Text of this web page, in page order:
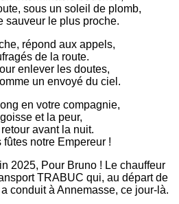
sous un soleil de plomb,
sauveur le plus proche.
répond aux appels,
de la route.
enlever les doutes,
un envoyé du ciel.
en votre compagnie,
et la peur,
avant la nuit.
fûtes notre Empereur !
2025, Pour Bruno ! Le chauffeur
TRABUC qui, au départ de
conduit à Annemasse, ce jour-là.